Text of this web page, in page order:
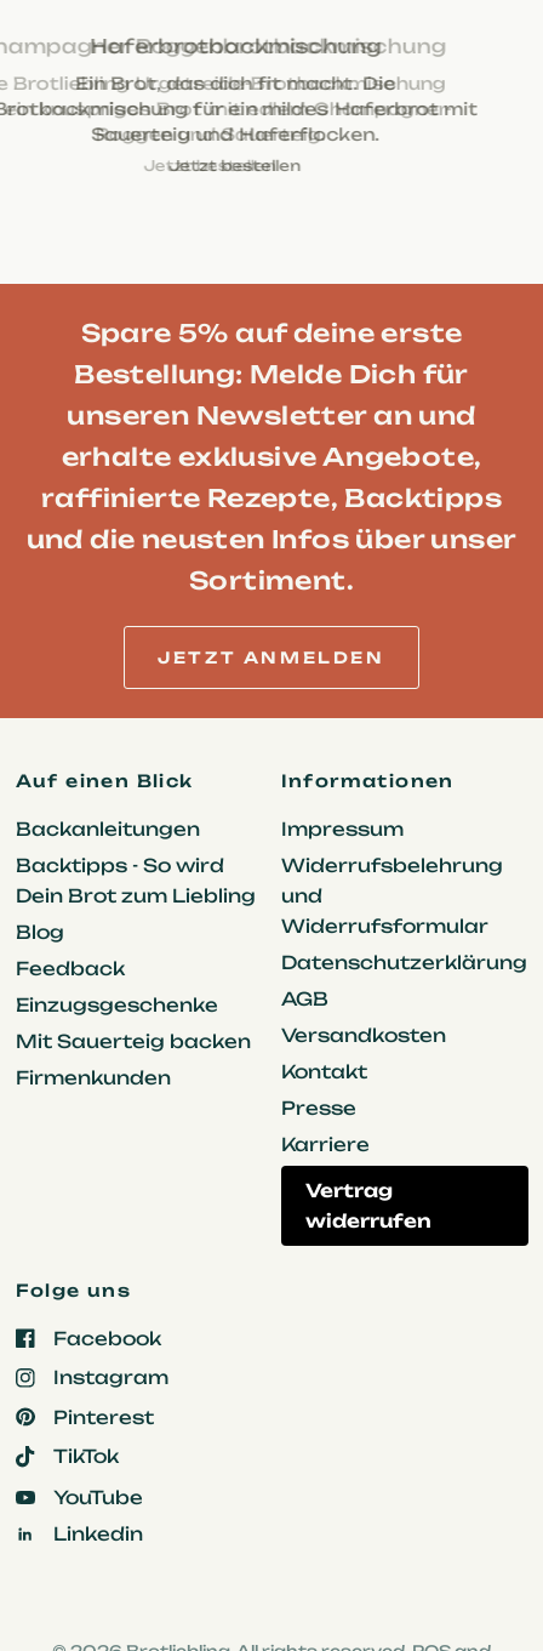
Jetzt bestellen
Jetzt bestellen
Champagner Roggenbrotbackmischung
Die Brotliebling Urgetreide-Brotbackmischung
für ein knuspriges Brot mit edlem Champagner-
Roggen und Sauerteig.
Jetzt bestellen
Spare 5% auf deine erste
Bestellung: Melde Dich für
unseren Newsletter an und
erhalte exklusive Angebote,
raffinierte Rezepte, Backtipps
und die neusten Infos über unser
Sortiment.
JETZT ANMELDEN
Auf einen Blick
Backanleitungen
Backtipps - So wird
Dein Brot zum Liebling
Blog
Feedback
Einzugsgeschenke
Mit Sauerteig backen
Firmenkunden
Informationen
Impressum
Widerrufsbelehrung
und
Widerrufsformular
Datenschutzerklärung
AGB
Versandkosten
Kontakt
Presse
Karriere
Vertrag
widerrufen
Folge uns
Facebook
Instagram
Pinterest
TikTok
YouTube
Linkedin